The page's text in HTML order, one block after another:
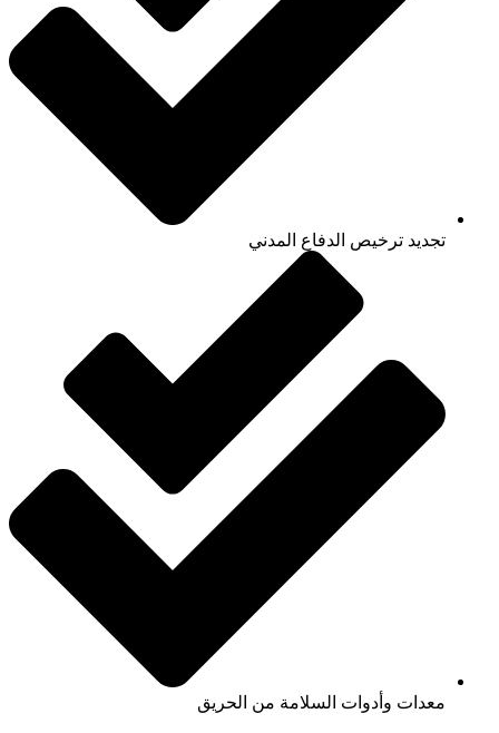
تجديد ترخيص الدفاع المدني
معدات وأدوات السلامة من الحريق